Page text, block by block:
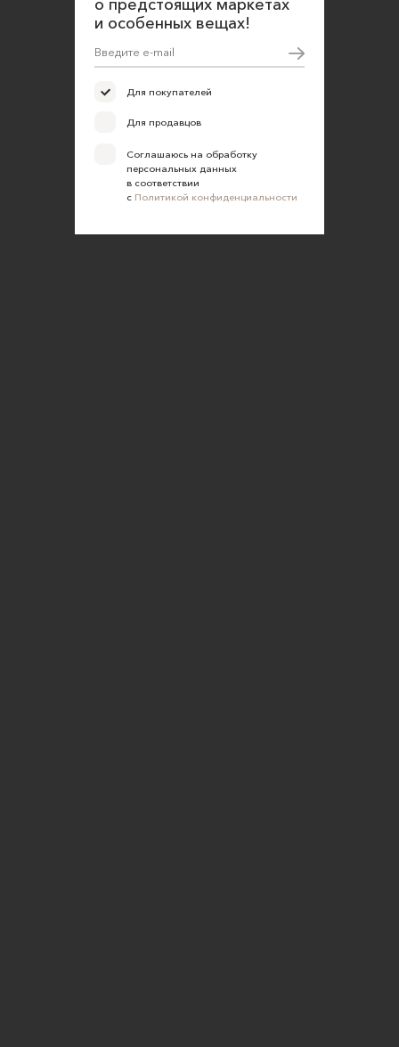
о предстоящих маркетах
и особенных вещах!
Для покупателей
Для продавцов
Соглашаюсь на обработку
персональных данных
в соответствии
с Политикой конфиденциальности